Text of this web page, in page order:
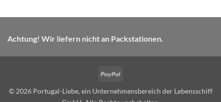
Achtung! Wir liefern nicht an Packstationen.
PayPal
© 2026 Portugal-Liebe, ein Unternehmensbereich der Lebensschiff